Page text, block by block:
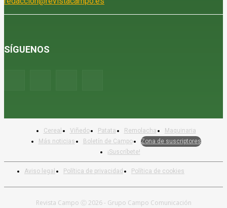
SÍGUENOS
Aviso legal Política de privacidad Política de cookies
Cereal Viñedo Patata Remolacha
Maquinaria
Más noticias
Boletín de Campo
Zona de suscriptores
¡Suscríbete!
Revista Campo Ⓒ 2026 - Grupo Campo Comunicación